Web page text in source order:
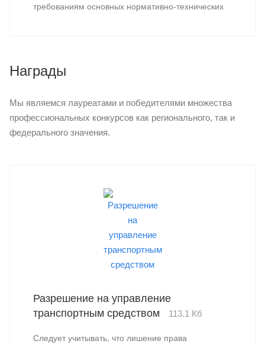
требованиям основных нормативно-технических
Награды
Мы являемся лауреатами и победителями множества
профессиональных конкурсов как регионального, так и
федерального значения.
Разрешение на управление
транспортным средством
113.1 Кб
Следует учитывать, что лишение права